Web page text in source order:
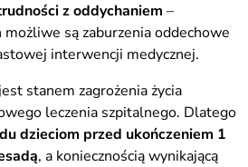
z oddychaniem –
możliwe są zaburzenia oddechowe
interwencji medycznej.
stanem zagrożenia życia
leczenia szpitalnego. Dlatego
dzieciom przed ukończeniem 1
, a koniecznością wynikającą